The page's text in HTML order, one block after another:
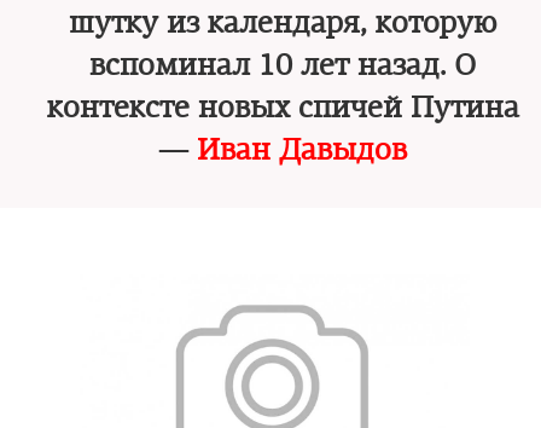
шутку из календаря, которую
вспоминал 10 лет назад. О
контексте новых спичей Путина
— Иван Давыдов